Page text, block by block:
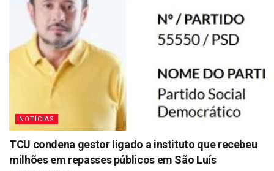
NOTÍCIAS
TCU condena gestor ligado a instituto que recebeu
milhões em repasses públicos em São Luís